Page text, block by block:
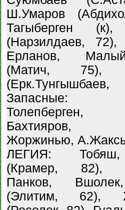
Ш.Умаров
Тагыберген (к),
(Нарзилдаев, 72),
Ерланов,
(Матич, 75),
Запасные:
Бахтияров,
Жоржинью,
ЛЕГИЯ: Тобяш,
(Крамер, 82),
Панков,
(Элитим, 62),